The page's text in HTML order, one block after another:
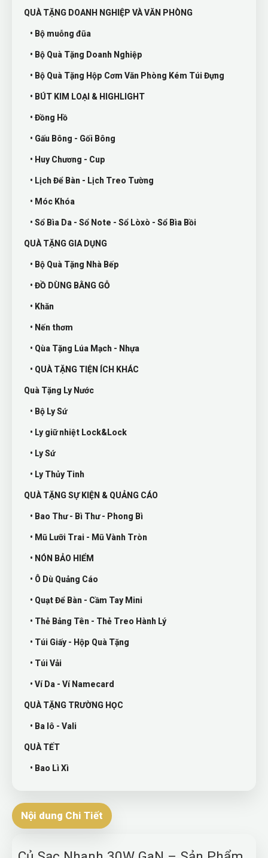
QUÀ TẶNG DOANH NGHIỆP VÀ VĂN PHÒNG
• Bộ muỗng đũa
• Bộ Quà Tặng Doanh Nghiệp
• Bộ Quà Tặng Hộp Cơm Văn Phòng Kém Túi Đựng
• BÚT KIM LOẠI & HIGHLIGHT
• Đồng Hồ
• Gấu Bông - Gối Bông
• Huy Chương - Cup
• Lịch Để Bàn - Lịch Treo Tường
• Móc Khóa
• Sổ Bìa Da - Sổ Note - Sổ Lòxò - Sổ Bìa Bồi
QUÀ TẶNG GIA DỤNG
• Bộ Quà Tặng Nhà Bếp
• ĐỒ DÙNG BẰNG GỖ
• Khăn
• Nến thơm
• Qùa Tặng Lúa Mạch - Nhựa
• QUÀ TẶNG TIỆN ÍCH KHÁC
Quà Tặng Ly Nước
• Bộ Ly Sứ
• Ly giữ nhiệt Lock&Lock
• Ly Sứ
• Ly Thủy Tinh
QUÀ TẶNG SỰ KIỆN & QUẢNG CÁO
• Bao Thư - Bì Thư - Phong Bì
• Mũ Lưỡi Trai - Mũ Vành Tròn
• NÓN BẢO HIỂM
• Ô Dù Quảng Cáo
• Quạt Để Bàn - Cầm Tay Mini
• Thẻ Bảng Tên - Thẻ Treo Hành Lý
• Túi Giấy - Hộp Quà Tặng
• Túi Vải
• Ví Da - Ví Namecard
QUÀ TẶNG TRƯỜNG HỌC
• Ba lô - Vali
QUÀ TẾT
• Bao Lì Xì
Nội dung Chi Tiết